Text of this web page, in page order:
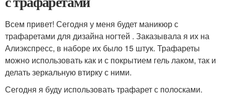
Всем привет! Сегодня у меня будет маникюр с
трафаретами для дизайна ногтей . Заказывала я их на
Алиэкспресс, в наборе их было 15 штук. Трафареты
можно использовать как и с покрытием гель лаком, так и
делать зеркальную втирку с ними.
Сегодня я буду использовать трафарет с полосками.